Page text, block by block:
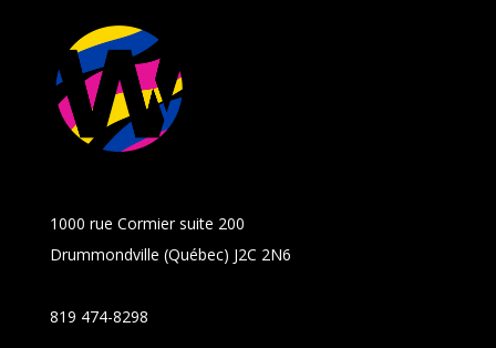
1000 rue Cormier suite 200
Drummondville (Québec) J2C 2N6
819 474-8298